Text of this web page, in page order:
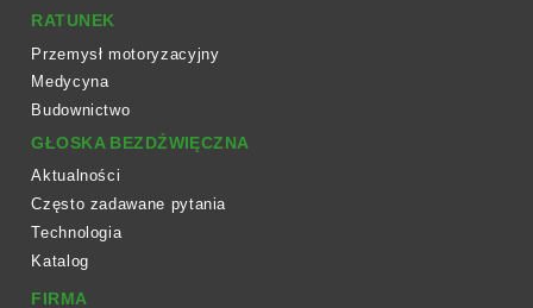
RATUNEK
Przemysł motoryzacyjny
Medycyna
Budownictwo
GŁOSKA BEZDŹWIĘCZNA
Aktualności
Często zadawane pytania
Technologia
Katalog
FIRMA